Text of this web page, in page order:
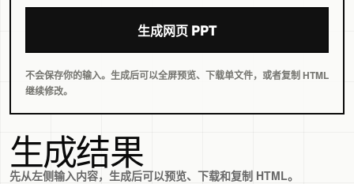
生成网页 PPT
不会保存你的输入。生成后可以全屏预览、下载单文件，或者复制 HTML
继续修改。
生成结果
先从左侧输入内容，生成后可以预览、下载和复制 HTML。